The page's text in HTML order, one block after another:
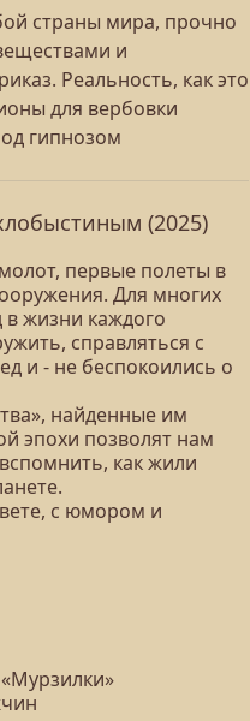
страны мира, прочно
и
Реальность, как это
для вербовки
гипнозом
(2025)
первые полеты в
Для многих
жизни каждого
справляться с
и - не беспокоились о
найденные им
эпохи позволят нам
как жили
с юмором и